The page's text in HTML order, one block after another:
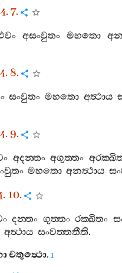
7.
අසංවුතං මහතො
8.
සංවුතං මහතො අත්‍ථාය
9.
අදන‍්තං අගුත‍්තං
මහතො අනත්‍ථාය
10.
දන‍්තං ගුත‍්තං රක‍්ඛිතං
අත්‍ථාය සංවත‍්තතීති.
චතුත්‍ථො.1